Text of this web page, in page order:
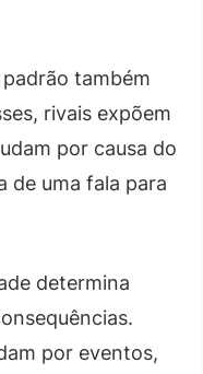
também
rivais expõem
por causa do
de uma fala para
determina
por eventos,